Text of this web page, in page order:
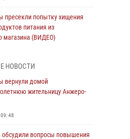
пресекли попытку хищения
питания из
магазина (ВИДЕО)
чемпионат Сибирского
округа Росгвардии по
стрельбе
10:53
конфликт в
НОВОСТИ
вернули домой
жительницу Анжеро-
обсудили вопросы повышения